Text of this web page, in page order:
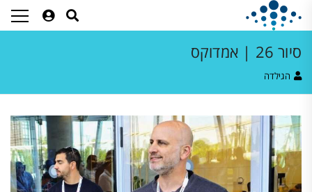
סיור 26 | אמדוקס
הגילדה